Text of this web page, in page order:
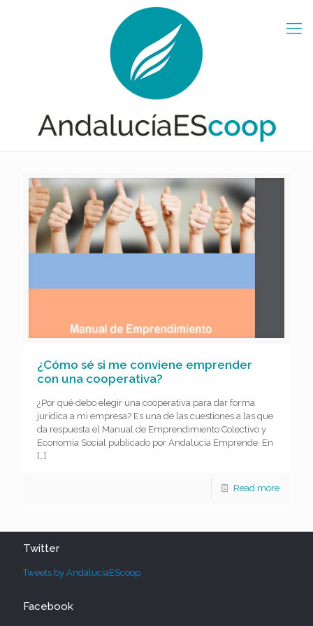
¿Cómo sé si me conviene emprender
con una cooperativa?
¿Por qué debo elegir una cooperativa para dar forma
jurídica a mi empresa? Es una de las cuestiones a las que
da respuesta el Manual de Emprendimiento Colectivo y
Economía Social publicado por Andalucía Emprende. En
[…]
Read more
Twitter
Tweets by AndaluciaEScoop
Facebook